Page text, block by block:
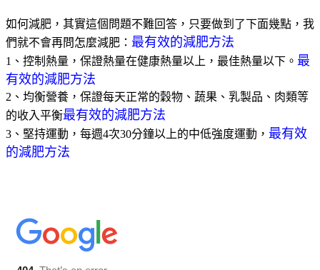
如何減肥，其實這個問題不難回答，只要做到了下面幾點，我
們就不會再問怎麼減肥： 最有效的減肥方法
1、控制熱量，保證熱量在健康熱量以上，最佳熱量以下。 最
有效的減肥方法
2、均衡營養，保證每天正常的穀物、蔬果、乳製品、肉類等
的收入平衡最有效的減肥方法
3、堅持運動，每週4次30分鐘以上的中低強度運動， 最有效
的減肥方法